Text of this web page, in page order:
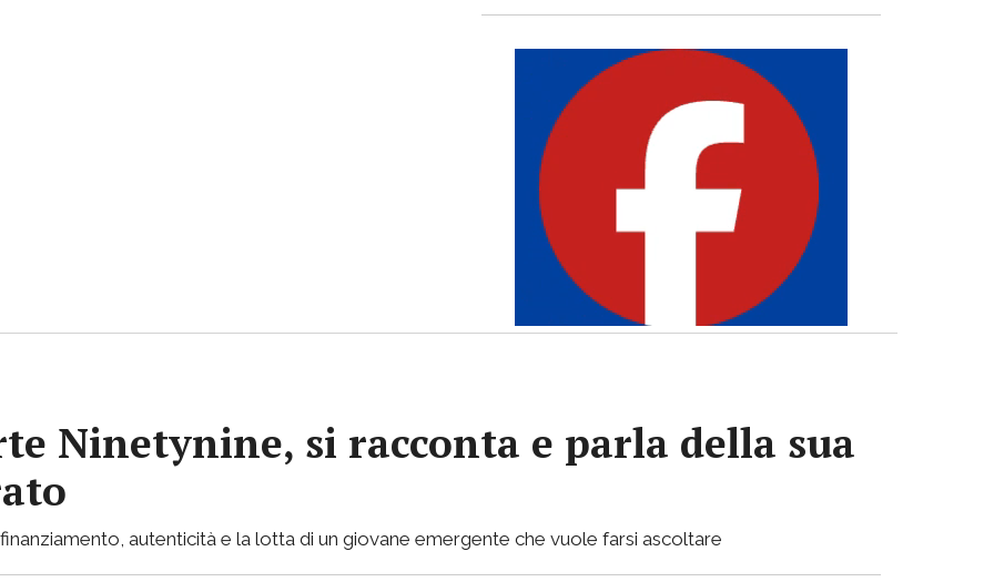
Ninetynine, si racconta e parla della sua
autenticità e la lotta di un giovane emergente che vuole farsi ascoltare